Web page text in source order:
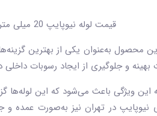
محصول به‌عنوان یکی از بهترین
بهینه و جلوگیری از ایجاد رسوبات
ویژگی باعث می‌شود که این لوله‌ها
از کف باشند.خرید لوله ۲۰ میلی متری نیوپایپ در